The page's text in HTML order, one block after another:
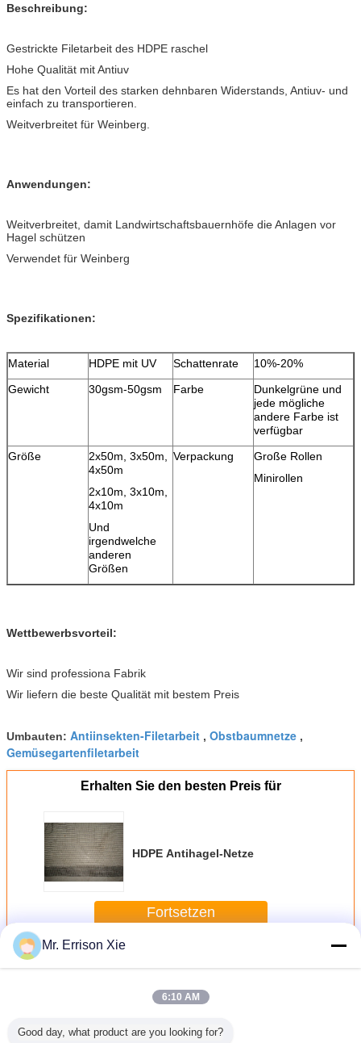
Beschreibung:
Gestrickte Filetarbeit des HDPE raschel
Hohe Qualität mit Antiuv
Es hat den Vorteil des starken dehnbaren Widerstands, Antiuv- und
einfach zu transportieren.
Weitverbreitet für Weinberg.
Anwendungen:
Weitverbreitet, damit Landwirtschaftsbauernhöfe die Anlagen vor
Hagel schützen
Verwendet für Weinberg
Spezifikationen:
Material HDPE mit UV Schattenrate
10%-20%
Gewicht
30gsm-50gsm Farbe
Dunkelgrüne und
jede mögliche
andere Farbe ist
verfügbar
Größe
2x50m, 3x50m,
4x50m
2x10m, 3x10m,
4x10m
Und
irgendwelche
anderen
Größen
Verpackung
Große Rollen
Minirollen
Wettbewerbsvorteil:
Wir sind professiona Fabrik
Wir liefern die beste Qualität mit bestem Preis
Umbauten: Antiinsekten-Filetarbeit , Obstbaumnetze ,
Gemüsegartenfiletarbeit
Erhalten Sie den besten Preis für
HDPE Antihagel-Netze
Fortsetzen
Mehr
Mr. Errison Xie
6:10 AM
Good day, what product are you looking for?